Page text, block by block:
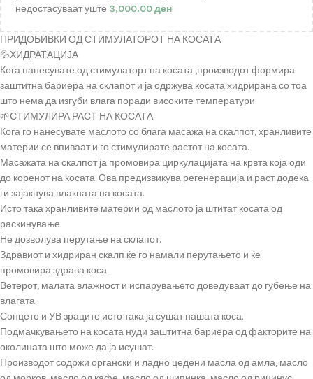
недостасуваат уште 3,000.00ден!
ПРИДОБИВКИ ОД СТИМУЛАТОРОТ НА КОСАТА
💦ХИДРАТАЦИЈА
Кога нанесувате од стимулаторт на косата ,производот формира
заштитна бариера на склапот и ја одржува косата хидрирана со тоа
што нема да изгуби влага поради високите температури.
🌱СТИМУЛИРА РАСТ НА КОСАТА
Кога го нанесувате маслото со блага масажа на скалпот, хранливите
материи се впиваат и го стимулирате растот на косата.
Масажата на скалпот ја промовира циркулацијата на крвта која оди
до коренот на косата. Ова предизвикува регенерација и раст додека
ги зајакнува влакната на косата.
Исто така хранливите материи од маслото ја штитат косата од
раскинување.
Не дозволува перутање на склапот.
Здравиот и хидриран скалп ќе го намали перутањето и ќе
промовира здрава коса.
Ветерот, малата влажност и испарувањето доведуваат до губење на
влагата.
Сонцето и УВ зраците исто така ја сушат нашата коса.
Подмачкувањето на косата нуди заштитна бариера од факторите на
околината што може да ја исушат.
Производот содржи органски и ладно цедени масла од амла, масло